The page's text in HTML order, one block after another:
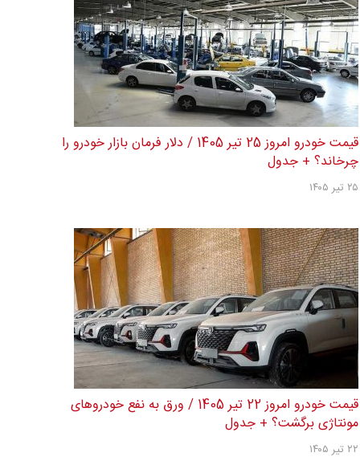
قیمت خودرو امروز 25 تیر 1405 / دلار فرمان بازار خودرو را
چرخاند؟ + جدول
۲۵ تیر ۱۴۰۵
قیمت خودرو امروز 22 تیر 1405 / ورق به نفع خودروهای
مونتاژی برگشت؟ + جدول
۲۲ تیر ۱۴۰۵